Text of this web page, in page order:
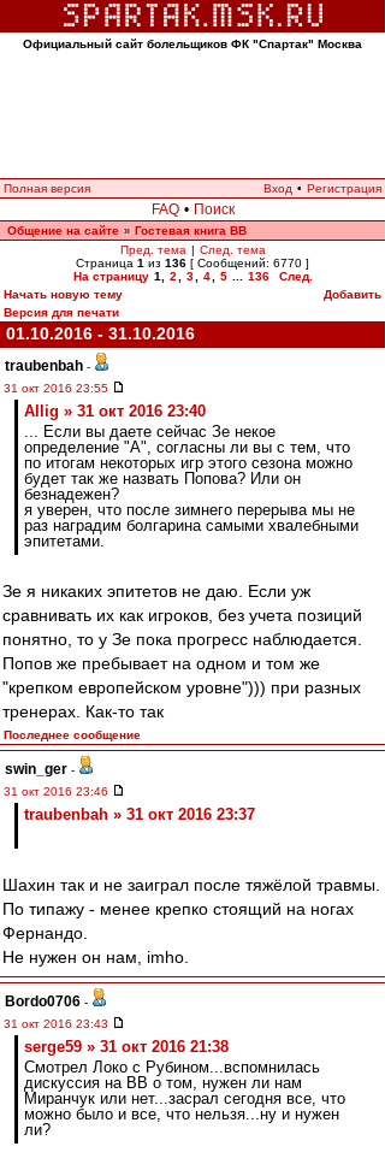
Официальный сайт болельщиков ФК "Спартак" Москва
Полная версия Вход • Регистрация
FAQ • Поиск
Общение на сайте » Гостевая книга ВВ
Пред. тема | След. тема
Страница 1 из 136 [ Сообщений: 6770 ]
На страницу 1 2 3 4 5 136
След.
Начать новую тему
Добавить
Версия для печати
01.10.2016 - 31.10.2016
traubenbah -
31 окт 2016 23:55
Allig » 31 окт 2016 23:40
... Если вы даете сейчас Зе некое
определение "А", согласны ли вы с тем, что
по итогам некоторых игр этого сезона можно
будет так же назвать Попова? Или он
безнадежен?
я уверен, что после зимнего перерыва мы не
раз наградим болгарина самыми хвалебными
эпитетами.
Зе я никаких эпитетов не даю. Если уж
сравнивать их как игроков, без учета позиций
понятно, то у Зе пока прогресс наблюдается.
Попов же пребывает на одном и том же
"крепком европейском уровне"))) при разных
тренерах. Как-то так
Последнее сообщение
swin_ger -
31 окт 2016 23:46
traubenbah » 31 окт 2016 23:37
Шахин так и не заиграл после тяжёлой травмы.
По типажу - менее крепко стоящий на ногах
Фернандо.
Не нужен он нам, imho.
Bordo0706 -
31 окт 2016 23:43
serge59 » 31 окт 2016 21:38
Смотрел Локо с Рубином...вспомнилась
дискуссия на ВВ о том, нужен ли нам
Миранчук или нет...засрал сегодня все, что
можно было и все, что нельзя...ну и нужен
ли?